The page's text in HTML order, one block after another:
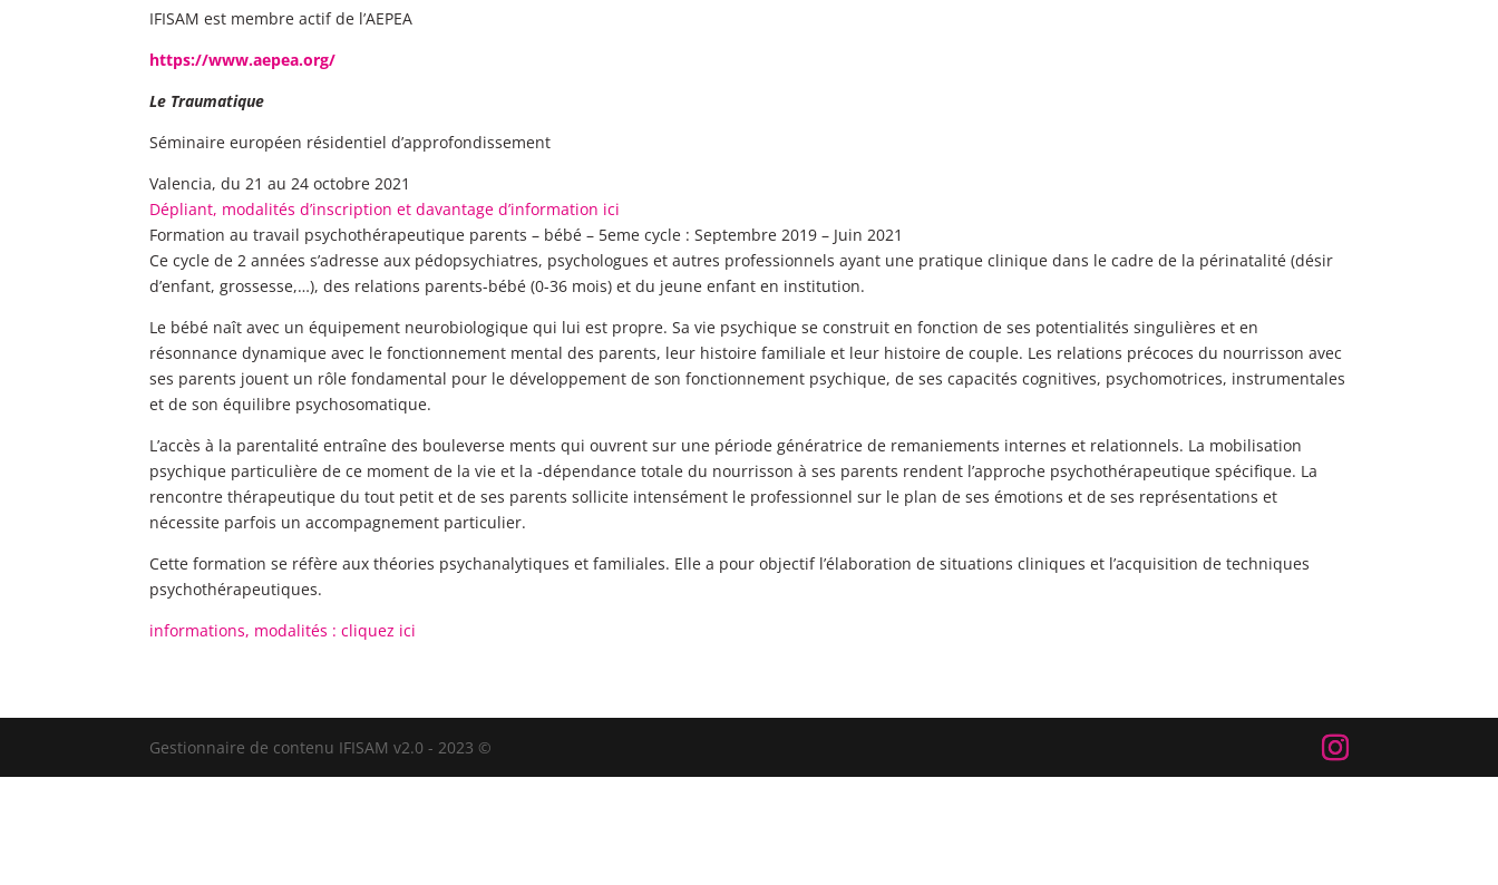
IFISAM est membre actif de l’AEPEA
https://www.aepea.org/
Le Traumatique
Séminaire européen résidentiel d’approfondissement
Valencia, du 21 au 24 octobre 2021
Dépliant, modalités d’inscription et davantage d’information ici
Formation au travail psychothérapeutique parents – bébé – 5eme cycle : Septembre 2019 – Juin 2021
Ce cycle de 2 années s’adresse aux pédopsychiatres, psychologues et autres professionnels ayant une pratique clinique dans le cadre de la périnatalité (désir
d’enfant, grossesse,…), des relations parents-bébé (0-36 mois) et du jeune enfant en institution.
Le bébé naît avec un équipement neurobiologique qui lui est propre. Sa vie psychique se construit en fonction de ses potentialités singulières et en
résonnance dynamique avec le fonctionnement mental des parents, leur histoire familiale et leur histoire de couple. Les relations précoces du nourrisson avec
ses parents jouent un rôle fondamental pour le développement de son fonctionnement psychique, de ses capacités cognitives, psychomotrices, instrumentales
et de son équilibre psychosomatique.
L’accès à la parentalité entraîne des bouleverse ments qui ouvrent sur une période génératrice de remaniements internes et relationnels. La mobilisation
psychique particulière de ce moment de la vie et la -dépendance totale du nourrisson à ses parents rendent l’approche psychothérapeutique spécifique. La
rencontre thérapeutique du tout petit et de ses parents sollicite intensément le professionnel sur le plan de ses émotions et de ses représentations et
nécessite parfois un accompagnement particulier.
Cette formation se réfère aux théories psychanalytiques et familiales. Elle a pour objectif l’élaboration de situations cliniques et l’acquisition de techniques
psychothérapeutiques.
informations, modalités : cliquez ici
Gestionnaire de contenu IFISAM v2.0 - 2023 ©